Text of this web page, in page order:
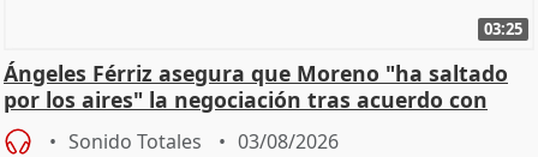
03:25
Ángeles Férriz asegura que Moreno "ha saltado
por los aires" la negociación tras acuerdo con
SMA
Sonido Totales 03/08/2026